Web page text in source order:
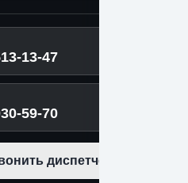
13-47
59-70
диспетчеру